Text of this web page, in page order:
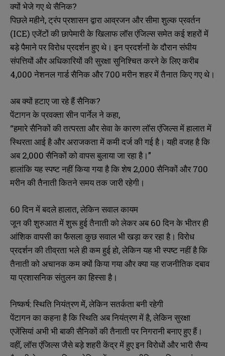
क्यों भेजे गए थे सैनिक?
पिछले महीने, ट्रंप प्रशासन द्वारा आव्रजन और सीमा शुल्क प्रवर्तन
(ICE) एजेंटों की छापेमारी के खिलाफ लॉस एंजिल्स समेत कई शहरों में
बड़े पैमाने पर विरोध प्रदर्शन हुए थे। इन प्रदर्शनों के दौरान संघीय
संपत्तियों और अधिकारियों की सुरक्षा सुनिश्चित करने के लिए करीब
4,000 नेशनल गार्ड सैनिक और 700 मरीन शहर में तैनात किए गए थे।
अब क्यों हटाए जा रहे हैं सैनिक?
पेंटागन के प्रवक्ता सीन पार्नेल ने कहा,
“हमारे सैनिकों की तत्परता और सेवा के कारण लॉस एंजिल्स में हालात में
स्थिरता आई है और अराजकता में कमी दर्ज की गई है। यही वजह है कि
अब 2,000 सैनिकों को वापस बुलाया जा रहा है।”
हालांकि यह स्पष्ट नहीं किया गया है कि शेष 2,000 सैनिकों और 700
मरीन की तैनाती कितने समय तक जारी रहेगी।
60 दिन में बदले हालात, लेकिन सवाल कायम
जून की शुरुआत में शुरू हुई तैनाती को लेकर अब 60 दिन के भीतर ही
आंशिक वापसी का फैसला कुछ सवाल भी खड़ा कर रहा है। विरोध
प्रदर्शन की तीव्रता भले ही कम हुई हो, लेकिन यह भी स्पष्ट नहीं है कि
तैनाती को अचानक कम क्यों किया गया और क्या यह राजनीतिक दबाव
या प्रशासनिक संतुलन का हिस्सा है।
निष्कर्ष: स्थिति नियंत्रण में, लेकिन सतर्कता बनी रहेगी
पेंटागन का कहना है कि स्थिति अब नियंत्रण में है, लेकिन सुरक्षा
एजेंसियां अभी भी बाकी सैनिकों की तैनाती पर निगरानी बनाए हुए हैं।
वहीं, लॉस एंजिल्स जैसे बड़े शहरी केंद्र में हुए इन विरोधों और भारी सैन्य